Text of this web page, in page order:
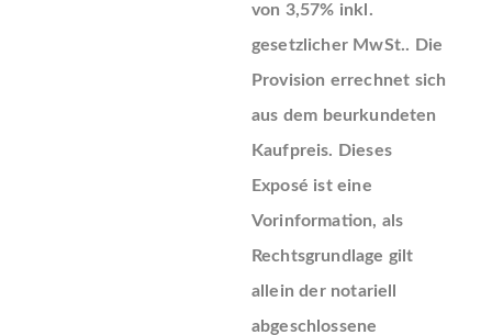
von 3,57% inkl.
gesetzlicher MwSt.. Die
Provision errechnet sich
aus dem beurkundeten
Kaufpreis. Dieses
Exposé ist eine
Vorinformation, als
Rechtsgrundlage gilt
allein der notariell
abgeschlossene